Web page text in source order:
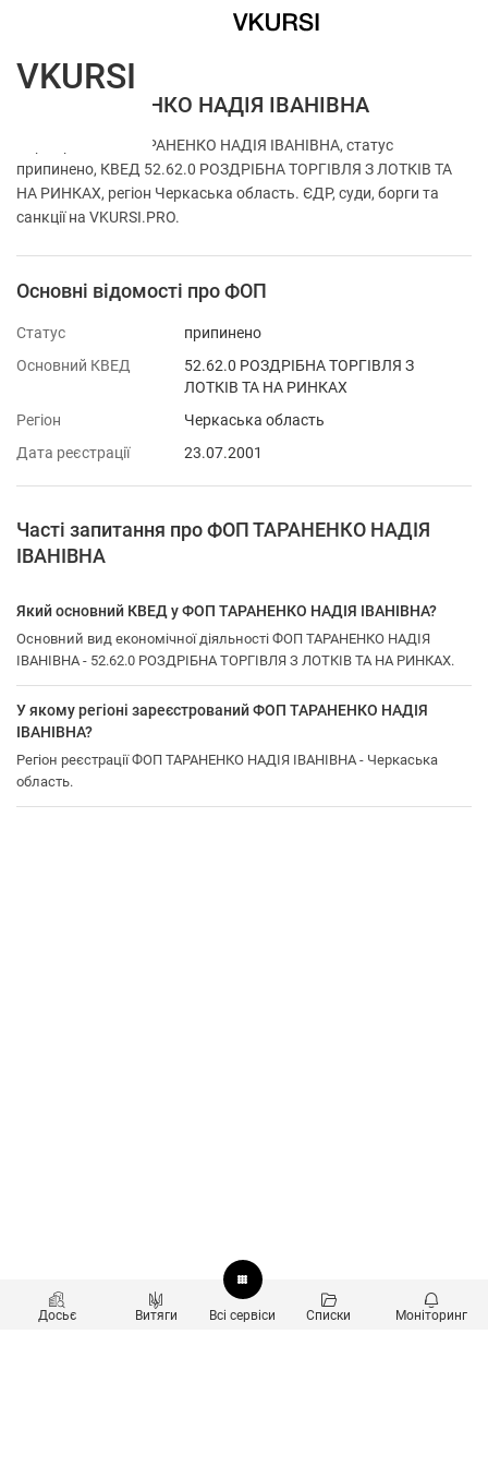
ФОП ТАРАНЕНКО НАДІЯ ІВАНІВНА
Перевірка ФОП ТАРАНЕНКО НАДІЯ ІВАНІВНА, статус
припинено, КВЕД 52.62.0 РОЗДРІБНА ТОРГІВЛЯ З ЛОТКІВ ТА
НА РИНКАХ, регіон Черкаська область. ЄДР, суди, борги та
санкції на VKURSI.PRO.
Основні відомості про ФОП
Статус
припинено
Основний КВЕД
52.62.0 РОЗДРІБНА ТОРГІВЛЯ З
ЛОТКІВ ТА НА РИНКАХ
Регіон
Черкаська область
Дата реєстрації
23.07.2001
Часті запитання про ФОП ТАРАНЕНКО НАДІЯ
ІВАНІВНА
Який основний КВЕД у ФОП ТАРАНЕНКО НАДІЯ ІВАНІВНА?
Основний вид економічної діяльності ФОП ТАРАНЕНКО НАДІЯ
ІВАНІВНА - 52.62.0 РОЗДРІБНА ТОРГІВЛЯ З ЛОТКІВ ТА НА РИНКАХ.
У якому регіоні зареєстрований ФОП ТАРАНЕНКО НАДІЯ
ІВАНІВНА?
Регіон реєстрації ФОП ТАРАНЕНКО НАДІЯ ІВАНІВНА - Черкаська
область.
Досьє Витяги Всі сервіси Списки Моніторинг
VKURSI